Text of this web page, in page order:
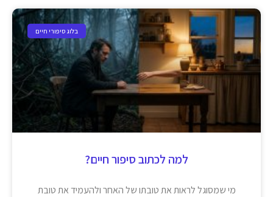
בלוג סיפורי חיים
למה לכתוב סיפור חיים?
מי שמסוגל לראות את טובתו של האחר ולהעמיד את טובת